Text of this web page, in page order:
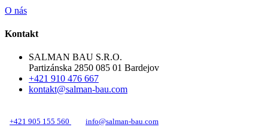
O nás
Kontakt
SALMAN BAU S.R.O.
Partizánska 2850 085 01 Bardejov
+421 910 476 667
kontakt@salman-bau.com
+421 905 155 560 info@salman-bau.com